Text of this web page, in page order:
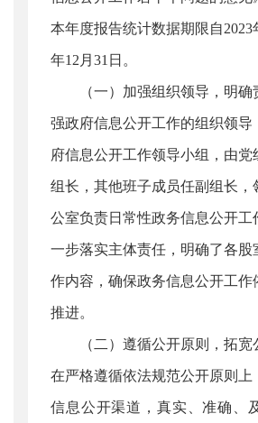
本年度报告统计数据期限自2023
年12月31日。
（一）加强组织领导，明确
强政府信息公开工作的组织领导
府信息公开工作领导小组，由党
组长，其他班子成员任副组长，
公室负责日常性政务信息公开工
一步落实主体责任，明确了各股
作内容，确保政务信息公开工作
推进。
（二）遵循公开原则，拓宽
在严格遵循依法规范公开原则上
信息公开渠道，真实、准确、